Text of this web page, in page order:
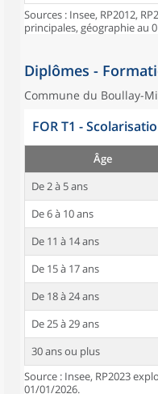
Sources : Insee, RP2012,
principales, géographie au
Diplômes -
Commune du Boullay-
FOR T1 -
Âge
De 2 à 5 ans
De 6 à 10 ans
De 11 à 14 ans
De 15 à 17 ans
De 18 à 24 ans
De 25 à 29 ans
30 ans ou plus
Source : Insee, RP2023
01/01/2026.